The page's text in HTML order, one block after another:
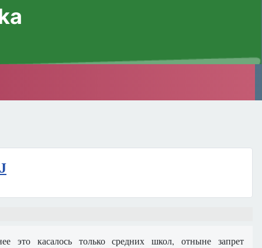
это касалось только средних школ, отныне запрет